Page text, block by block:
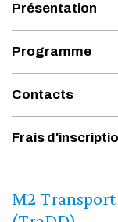
Présentation
Programme
Contacts
Frais
M2